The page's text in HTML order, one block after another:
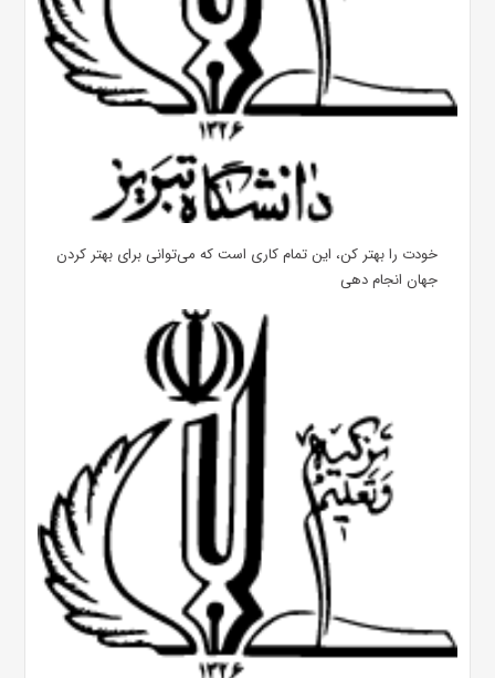
خودت را بهتر کن، این تمام کاری است که می‌توانی برای بهتر کردن
جهان انجام دهی